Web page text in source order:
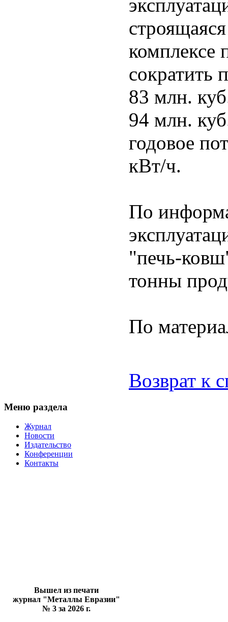
комплексе
сократить
83 млн.
94 млн.
годовое
кВт/ч.
По
"печь-
тонны
По
Возврат к
Меню раздела
Журнал
Новости
Издательство
Конференции
Контакты
Вышел из печати
журнал "Металлы Евразии"
№ 3 за 2026 г.